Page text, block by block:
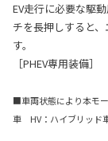
EV走行に必要な駆
チを長押しすると
す。
［PHEV専用装備］
■車両状態により本モ
車 HV：ハイブリッド